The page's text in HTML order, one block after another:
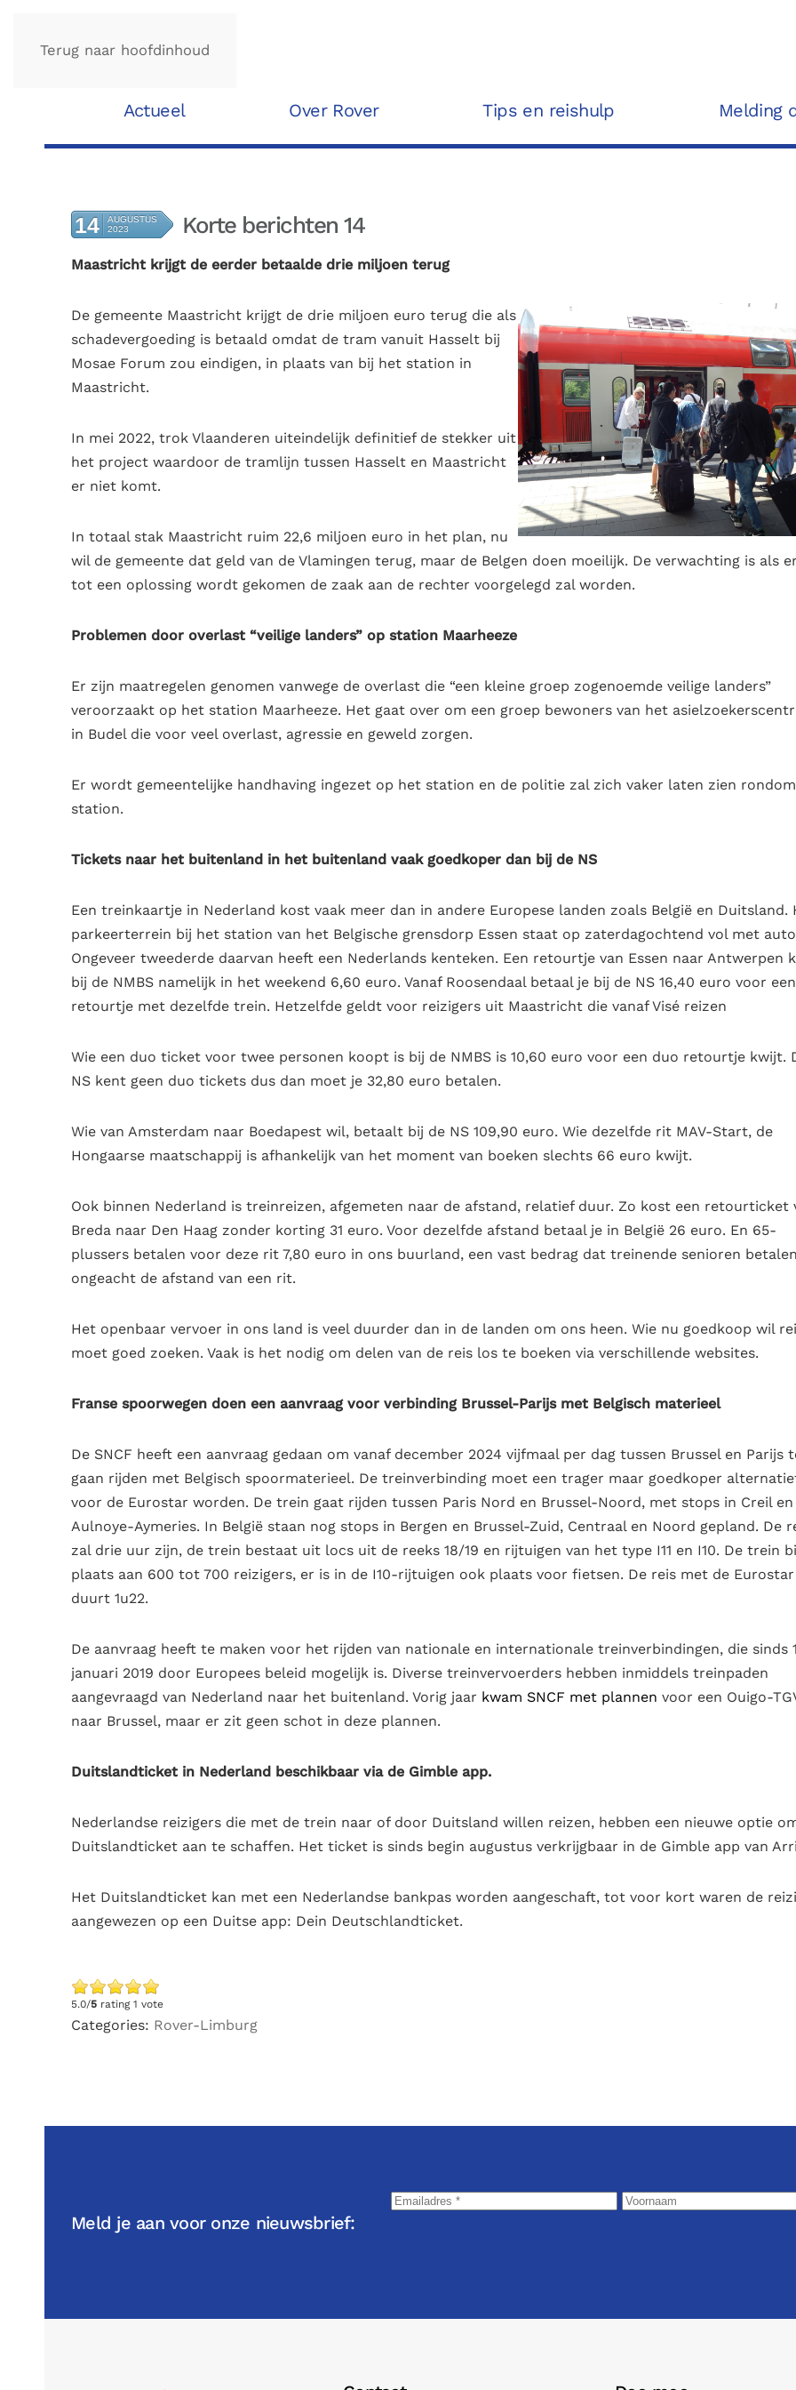
Terug naar hoofdinhoud
Actueel Over Rover Tips en reishulp Melding
14
AUGUSTUS
2023
Korte berichten 14
Maastricht krijgt de eerder betaalde drie miljoen terug
De gemeente Maastricht krijgt de drie miljoen euro terug die als
schadevergoeding is betaald omdat de tram vanuit Hasselt bij
Mosae Forum zou eindigen, in plaats van bij het station in
Maastricht.
In mei 2022, trok Vlaanderen uiteindelijk definitief de stekker uit
het project waardoor de tramlijn tussen Hasselt en Maastricht
er niet komt.
In totaal stak Maastricht ruim 22,6 miljoen euro in het plan, nu
wil de gemeente dat geld van de Vlamingen terug, maar de Belgen doen moeilijk. De verwachting is als
tot een oplossing wordt gekomen de zaak aan de rechter voorgelegd zal worden.
Problemen door overlast “veilige landers” op station Maarheeze
Er zijn maatregelen genomen vanwege de overlast die “een kleine groep zogenoemde veilige landers”
veroorzaakt op het station Maarheeze. Het gaat over om een groep bewoners van het
in Budel die voor veel overlast, agressie en geweld zorgen.
Er wordt gemeentelijke handhaving ingezet op het station en de politie zal zich vaker laten zien
station.
Tickets naar het buitenland in het buitenland vaak goedkoper dan bij de NS
Een treinkaartje in Nederland kost vaak meer dan in andere Europese landen zoals België en Duitsland.
parkeerterrein bij het station van het Belgische grensdorp Essen staat op zaterdagochtend vol met
Ongeveer tweederde daarvan heeft een Nederlands kenteken. Een retourtje van Essen naar Antwerpen
bij de NMBS namelijk in het weekend 6,60 euro. Vanaf Roosendaal betaal je bij de NS 16,40 euro voor een
retourtje met dezelfde trein. Hetzelfde geldt voor reizigers uit Maastricht die vanaf Visé reizen
Wie een duo ticket voor twee personen koopt is bij de NMBS is 10,60 euro voor een duo retourtje kwijt.
NS kent geen duo tickets dus dan moet je 32,80 euro betalen.
Wie van Amsterdam naar Boedapest wil, betaalt bij de NS 109,90 euro. Wie dezelfde rit MAV-Start, de
Hongaarse maatschappij is afhankelijk van het moment van boeken slechts 66 euro kwijt.
Ook binnen Nederland is treinreizen, afgemeten naar de afstand, relatief duur. Zo kost een retourticket
Breda naar Den Haag zonder korting 31 euro. Voor dezelfde afstand betaal je in België 26 euro. En 65-
plussers betalen voor deze rit 7,80 euro in ons buurland, een vast bedrag dat treinende senioren betalen
ongeacht de afstand van een rit.
Het openbaar vervoer in ons land is veel duurder dan in de landen om ons heen. Wie nu goedkoop wil
moet goed zoeken. Vaak is het nodig om delen van de reis los te boeken via verschillende websites.
Franse spoorwegen doen een aanvraag voor verbinding Brussel-Parijs met Belgisch materieel
De SNCF heeft een aanvraag gedaan om vanaf december 2024 vijfmaal per dag tussen Brussel en Parijs
gaan rijden met Belgisch spoormaterieel. De treinverbinding moet een trager maar goedkoper
voor de Eurostar worden. De trein gaat rijden tussen Paris Nord en Brussel-Noord, met stops in Creil en
Aulnoye-Aymeries. In België staan nog stops in Bergen en Brussel-Zuid, Centraal en Noord gepland. De
zal drie uur zijn, de trein bestaat uit locs uit de reeks 18/19 en rijtuigen van het type I11 en I10. De trein
plaats aan 600 tot 700 reizigers, er is in de I10-rijtuigen ook plaats voor fietsen. De reis met de Eurostar
duurt 1u22.
De aanvraag heeft te maken voor het rijden van nationale en internationale treinverbindingen, die sinds 1
januari 2019 door Europees beleid mogelijk is. Diverse treinvervoerders hebben inmiddels treinpaden
aangevraagd van Nederland naar het buitenland. Vorig jaar kwam SNCF met plannen voor een Ouigo-
naar Brussel, maar er zit geen schot in deze plannen.
Duitslandticket in Nederland beschikbaar via de Gimble app.
Nederlandse reizigers die met de trein naar of door Duitsland willen reizen, hebben een nieuwe optie
Duitslandticket aan te schaffen. Het ticket is sinds begin augustus verkrijgbaar in de Gimble app van
Het Duitslandticket kan met een Nederlandse bankpas worden aangeschaft, tot voor kort waren de
aangewezen op een Duitse app: Dein Deutschlandticket.
5.0/5 rating 1 vote
Categories: Rover-Limburg
Meld je aan voor onze nieuwsbrief: